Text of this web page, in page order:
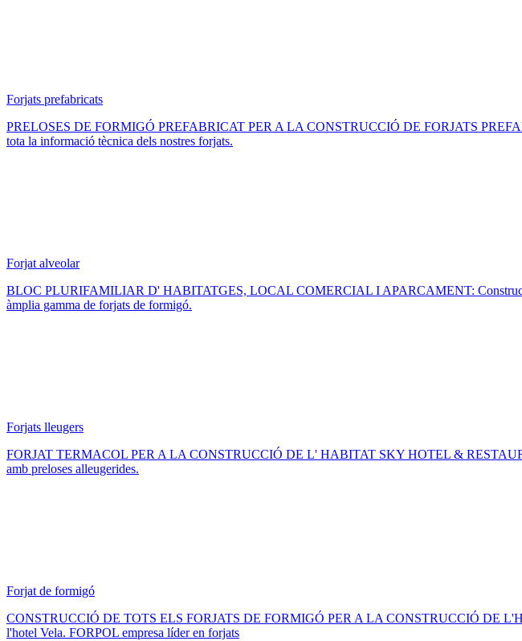
Forjats prefabricats
PRELOSES DE FORMIGÓ PREFABRICAT PER A LA CONSTRUCCIÓ DE FORJATS
tota la informació tècnica dels nostres forjats.
Forjat alveolar
BLOC PLURIFAMILIAR D' HABITATGES, LOCAL COMERCIAL I APARCAMENT:
àmplia gamma de forjats de formigó.
Forjats lleugers
FORJAT TERMACOL PER A LA CONSTRUCCIÓ DE L' HABITAT SKY HOTEL &
amb preloses alleugerides.
Forjat de formigó
CONSTRUCCIÓ DE TOTS ELS FORJATS DE FORMIGÓ PER A LA CONSTRUCCIÓ DE
l'hotel Vela. FORPOL empresa líder en forjats